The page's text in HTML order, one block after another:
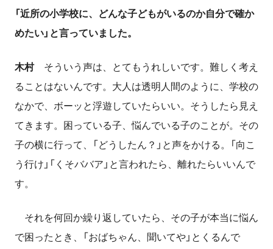
「近所の小学校に、どんな子どもがいるのか自分で確か
めたい」と言っていました。
木村そういう声は、とてもうれしいです。難しく考え
ることはないんです。大人は透明人間のように、学校の
なかで、ボーッと浮遊していたらいい。そうしたら見え
てきます。困っている子、悩んでいる子のことが。その
子の横に行って、「どうしたん？」と声をかける。「向こ
う行け」「くそババア」と言われたら、離れたらいいんで
す。
それを何回か繰り返していたら、その子が本当に悩ん
で困ったとき、「おばちゃん、聞いてや」とくるんで